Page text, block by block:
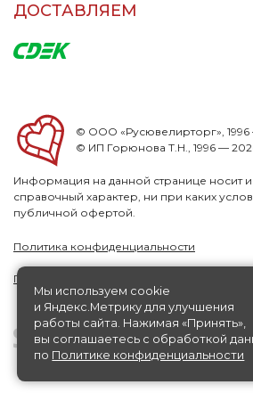
ДОСТАВЛЯЕМ
© ООО «Русювелирторг»,
© ИП Горюнова Т.Н., 1996 —
Информация на данной странице носит
справочный характер, ни при каких
публичной офертой.
Политика конфиденциальности
Публичная офера
Мы используем cookie
и Яндекс.Метрику для улучшения
работы сайта. Нажимая «Принять»,
вы соглашаетесь с обработкой
по Политике конфиденциальности